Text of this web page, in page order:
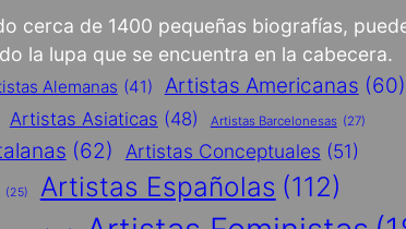
cerca de 1400 pequeñas biografías,
la lupa que se encuentra en la cabecera.
Alemanas (41) Artistas Americanas (60)
Artistas Asiaticas (48) Artistas Barcelonesas (27)
(62) Artistas Conceptuales (51)
(25) Artistas Españolas (112)